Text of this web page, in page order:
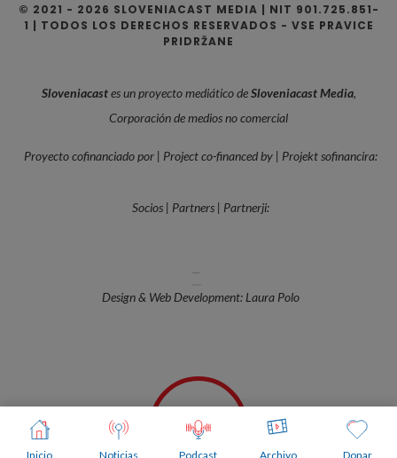
© 2021 - 2026 SLOVENIACAST MEDIA | NIT 901.725.851-
1 | TODOS LOS DERECHOS RESERVADOS - VSE PRAVICE
PRIDRŽANE
Sloveniacastes un proyecto mediático deSloveniacast Media,
Corporación de medios no comercial
Proyecto cofinanciado por | Project co-financed by | Projekt sofinancira:
Socios | Partners | Partnerji:
—
Design & Web Development: Laura Polo
Inicio Noticias Podcast Archivo Donar